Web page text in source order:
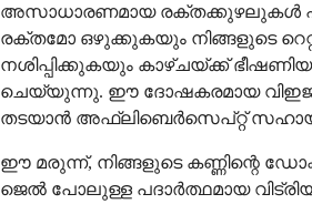
അസാധാരണമായ രക്തക്കുഴലുകൾ
രക്തമോ ഒഴുക്കുകയും നിങ്ങളുടെ
നശിപ്പിക്കുകയും കാഴ്ചയ്ക്ക്
ചെയ്യുന്നു. ഈ ദോഷകരമായ
തടയാൻ അഫ്‌ലിബെർസെപ്റ്റ്
ഈ മരുന്ന്, നിങ്ങളുടെ കണ്ണിന്റെ
ജെൽ പോലുള്ള പദാർത്ഥമായ